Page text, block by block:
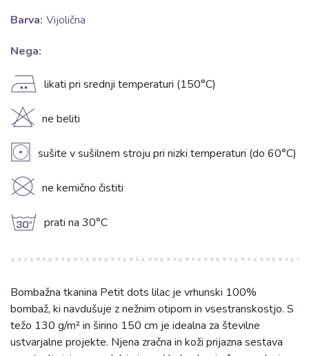
Barva: Vijolična
Nega:
E likati pri srednji temperaturi (150°C)
H ne beliti
V sušite v sušilnem stroju pri nizki temperaturi (do 60°C)
K ne kemično čistiti
g prati na 30°C
Bombažna tkanina Petit dots lilac je vrhunski 100%
bombaž, ki navdušuje z nežnim otipom in vsestranskostjo. S
težo 130 g/m² in širino 150 cm je idealna za številne
ustvarjalne projekte. Njena zračna in koži prijazna sestava